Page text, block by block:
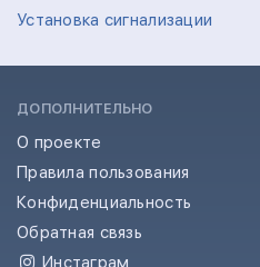
Установка сигнализации
ДОПОЛНИТЕЛЬНО
О проекте
Правила пользования
Конфиденциальность
Обратная связь
Инстаграм